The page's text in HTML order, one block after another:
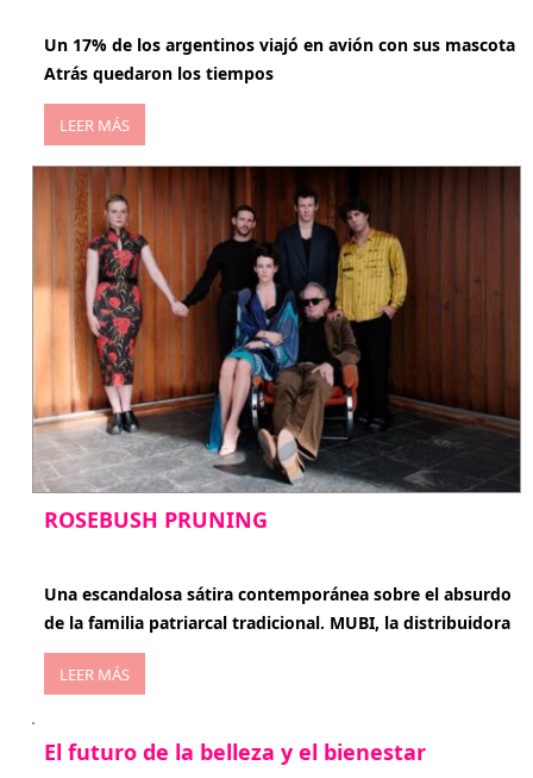
Un 17% de los argentinos viajó en avión con sus mascota
Atrás quedaron los tiempos
LEER MÁS
ROSEBUSH PRUNING
Una escandalosa sátira contemporánea sobre el absurdo
de la familia patriarcal tradicional. MUBI, la distribuidora
LEER MÁS
El futuro de la belleza y el bienestar